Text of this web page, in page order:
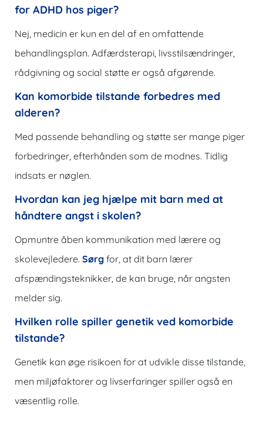
for ADHD hos piger?
Nej, medicin er kun en del af en omfattende
behandlingsplan. Adfærdsterapi, livsstilsændringer,
rådgivning og social støtte er også afgørende.
Kan komorbide tilstande forbedres med
alderen?
Med passende behandling og støtte ser mange piger
forbedringer, efterhånden som de modnes. Tidlig
indsats er nøglen.
Hvordan kan jeg hjælpe mit barn med at
håndtere angst i skolen?
Opmuntre åben kommunikation med lærere og
skolevejledere. Sørg for, at dit barn lærer
afspændingsteknikker, de kan bruge, når angsten
melder sig.
Hvilken rolle spiller genetik ved komorbide
tilstande?
Genetik kan øge risikoen for at udvikle disse tilstande,
men miljøfaktorer og livserfaringer spiller også en
væsentlig rolle.